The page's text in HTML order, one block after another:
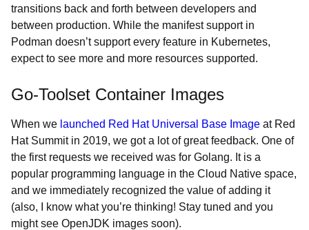
transitions back and forth between developers and
between production. While the manifest support in
Podman doesn’t support every feature in Kubernetes,
expect to see more and more resources supported.
Go-Toolset Container Images
When we launched Red Hat Universal Base Image at Red
Hat Summit in 2019, we got a lot of great feedback. One of
the first requests we received was for Golang. It is a
popular programming language in the Cloud Native space,
and we immediately recognized the value of adding it
(also, I know what you’re thinking! Stay tuned and you
might see OpenJDK images soon).